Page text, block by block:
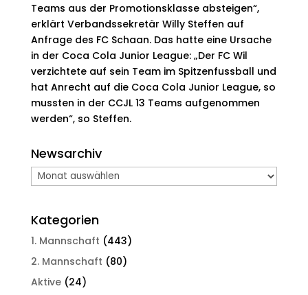
Teams aus der Promotionsklasse absteigen“,
erklärt Verbandssekretär Willy Steffen auf
Anfrage des FC Schaan. Das hatte eine Ursache
in der Coca Cola Junior League: „Der FC Wil
verzichtete auf sein Team im Spitzenfussball und
hat Anrecht auf die Coca Cola Junior League, so
mussten in der CCJL 13 Teams aufgenommen
werden“, so Steffen.
Newsarchiv
Newsarchiv
Kategorien
1. Mannschaft (443)
2. Mannschaft (80)
Aktive(24)